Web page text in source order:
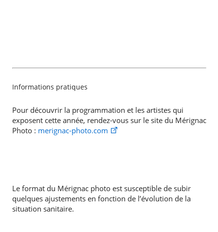
Informations pratiques
Pour découvrir la programmation et les artistes qui
exposent cette année, rendez-vous sur le site du Mérignac
Photo : merignac-photo.com
Le format du Mérignac photo est susceptible de subir
quelques ajustements en fonction de l’évolution de la
situation sanitaire.